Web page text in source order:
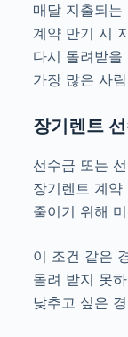
매달 지출되는
계약 만기 시
다시 돌려받을
가장 많은 사
장기렌트
선수금 또는
장기렌트 계
줄이기 위해
이 조건 같은
돌려 받지 못
낮추고 싶은